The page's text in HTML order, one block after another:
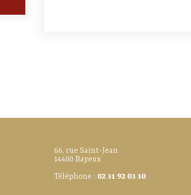
66, rue Saint-Jean
14400 Bayeux
Téléphone : 02 31 92 03 30